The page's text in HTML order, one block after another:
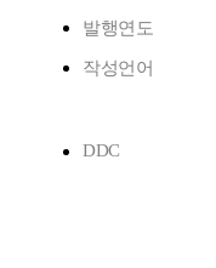
발행연도
작성언어
DDC